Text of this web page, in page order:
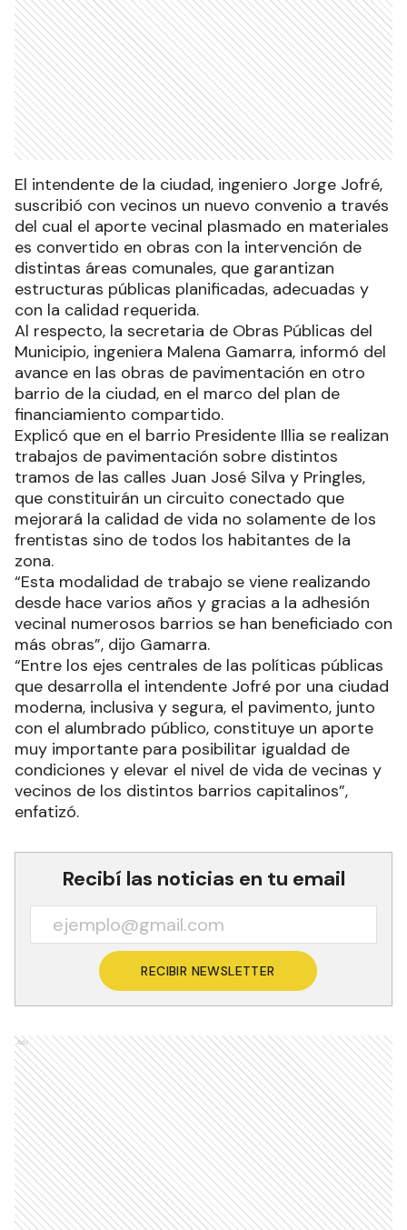
El intendente de la ciudad, ingeniero Jorge Jofré,
suscribió con vecinos un nuevo convenio a través
del cual el aporte vecinal plasmado en materiales
es convertido en obras con la intervención de
distintas áreas comunales, que garantizan
estructuras públicas planificadas, adecuadas y
con la calidad requerida.
Al respecto, la secretaria de Obras Públicas del
Municipio, ingeniera Malena Gamarra, informó del
avance en las obras de pavimentación en otro
barrio de la ciudad, en el marco del plan de
financiamiento compartido.
Explicó que en el barrio Presidente Illia se realizan
trabajos de pavimentación sobre distintos
tramos de las calles Juan José Silva y Pringles,
que constituirán un circuito conectado que
mejorará la calidad de vida no solamente de los
frentistas sino de todos los habitantes de la
zona.
“Esta modalidad de trabajo se viene realizando
desde hace varios años y gracias a la adhesión
vecinal numerosos barrios se han beneficiado con
más obras”, dijo Gamarra.
“Entre los ejes centrales de las políticas públicas
que desarrolla el intendente Jofré por una ciudad
moderna, inclusiva y segura, el pavimento, junto
con el alumbrado público, constituye un aporte
muy importante para posibilitar igualdad de
condiciones y elevar el nivel de vida de vecinas y
vecinos de los distintos barrios capitalinos”,
enfatizó.
Recibí las noticias en tu email
RECIBIR NEWSLETTER
Ads